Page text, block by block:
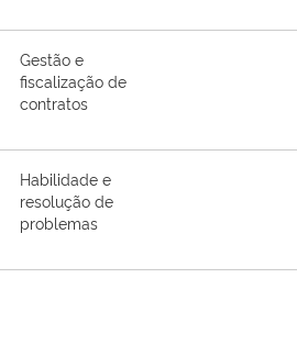
Gestão e
fiscalização de
contratos
Habilidade e
resolução de
problemas